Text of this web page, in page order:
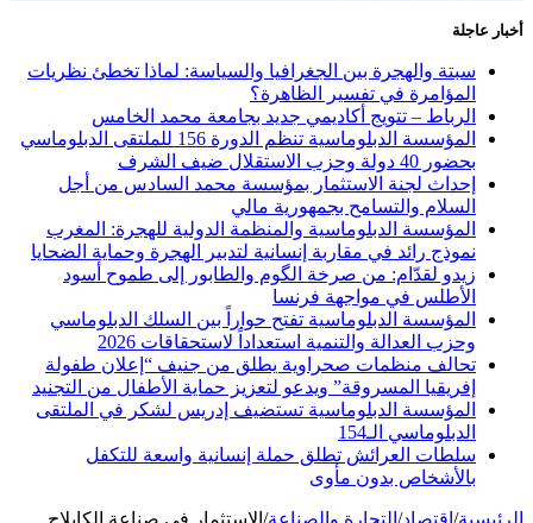
أخبار عاجلة
سبتة والهجرة بين الجغرافيا والسياسة: لماذا تخطئ نظريات
المؤامرة في تفسير الظاهرة؟
الرباط – تتويج أكاديمي جديد بجامعة محمد الخامس
المؤسسة الدبلوماسية تنظم الدورة 156 للملتقى الدبلوماسي
بحضور 40 دولة وحزب الاستقلال ضيف الشرف
إحداث لجنة الاستثمار بمؤسسة محمد السادس من أجل
السلام والتسامح بجمهورية مالي
المؤسسة الدبلوماسية والمنظمة الدولية للهجرة: المغرب
نموذج رائد في مقاربة إنسانية لتدبير الهجرة وحماية الضحايا
زيدو لقدّام: من صرخة الگوم والطابور إلى طموح أسود
الأطلس في مواجهة فرنسا
المؤسسة الدبلوماسية تفتح حواراً بين السلك الدبلوماسي
وحزب العدالة والتنمية استعداداً لاستحقاقات 2026
تحالف منظمات صحراوية يطلق من جنيف “إعلان طفولة
إفريقيا المسروقة” ويدعو لتعزيز حماية الأطفال من التجنيد
المؤسسة الدبلوماسية تستضيف إدريس لشكر في الملتقى
الدبلوماسي الـ154
سلطات العرائش تطلق حملة إنسانية واسعة للتكفل
بالأشخاص بدون مأوى
الرئيسية/ اقتصاد/ التجارة والصناعة/ الاستثمار في صناعة الكابلاج